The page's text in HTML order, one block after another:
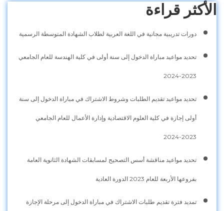
الأكثر قراءة
دورات تدريبية مجانية في اللغة العربية لطلاب الشهادة المتوسطة الرسمية
تحديد مواعيد مباراة الدخول إلى سنة أولى في كلية الهندسة للعام الجامعي
2023-2024
تحديد مواعيد تقديم الطلبات وشروط الاشتراك في مباراة الدخول إلى سنة
أولى إجازة في كلية العلوم الاقتصادية وإدارة الأعمال للعام الجامعي
2023-2024
تحديد مواعيد مناقشة أسس التصحيح لمسابقات الشهادة الثانوية العامة
بفروعها الأربعة للعام 2023 الدورة العادية
تمديد فترة تقديم طلبات الاشتراك في مباراة الدخول إلى مرحلة الإجازة